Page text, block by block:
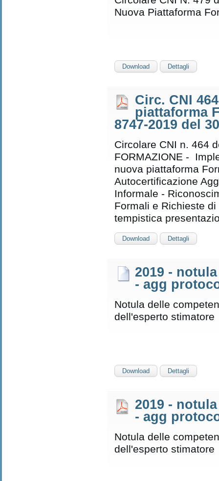
Nuova Piattaforma
Download Dettagli
Circ. CNI
piattaforma
8747-2019 del
Circolare CNI n. 464
FORMAZIONE -
nuova piattaforma
Autocertificazione
Informale -
Formali e Richieste
tempistica
Download Dettagli
2019 -
- agg
Notula delle
dell'esperto stimatore
Download Dettagli
2019 -
- agg
Notula delle
dell'esperto stimatore